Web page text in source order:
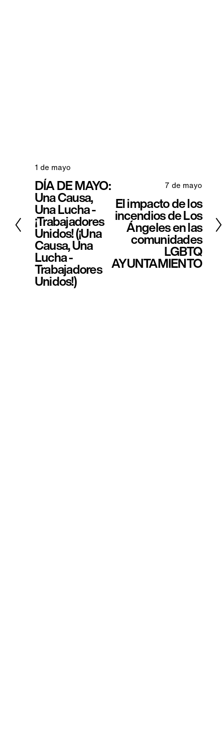
A
n
t
e
r
i
o
r
1 de mayo
DÍA DE MAYO:
Una Causa,
Una Lucha -
¡Trabajadores
Unidos! (¡Una
Causa, Una
Lucha -
Trabajadores
Unidos!)
g
e
n
7 de mayo
El impacto de los
incendios de Los
Ángeles en las
comunidades
LGBTQ
AYUNTAMIENTO